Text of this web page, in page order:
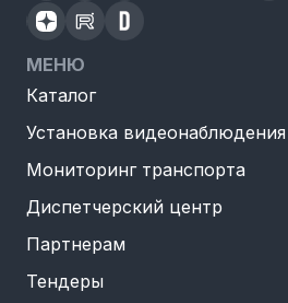
МЕНЮ
Каталог
Установка видеонаблюдения
Мониторинг транспорта
Диспетчерский центр
Партнерам
Тендеры